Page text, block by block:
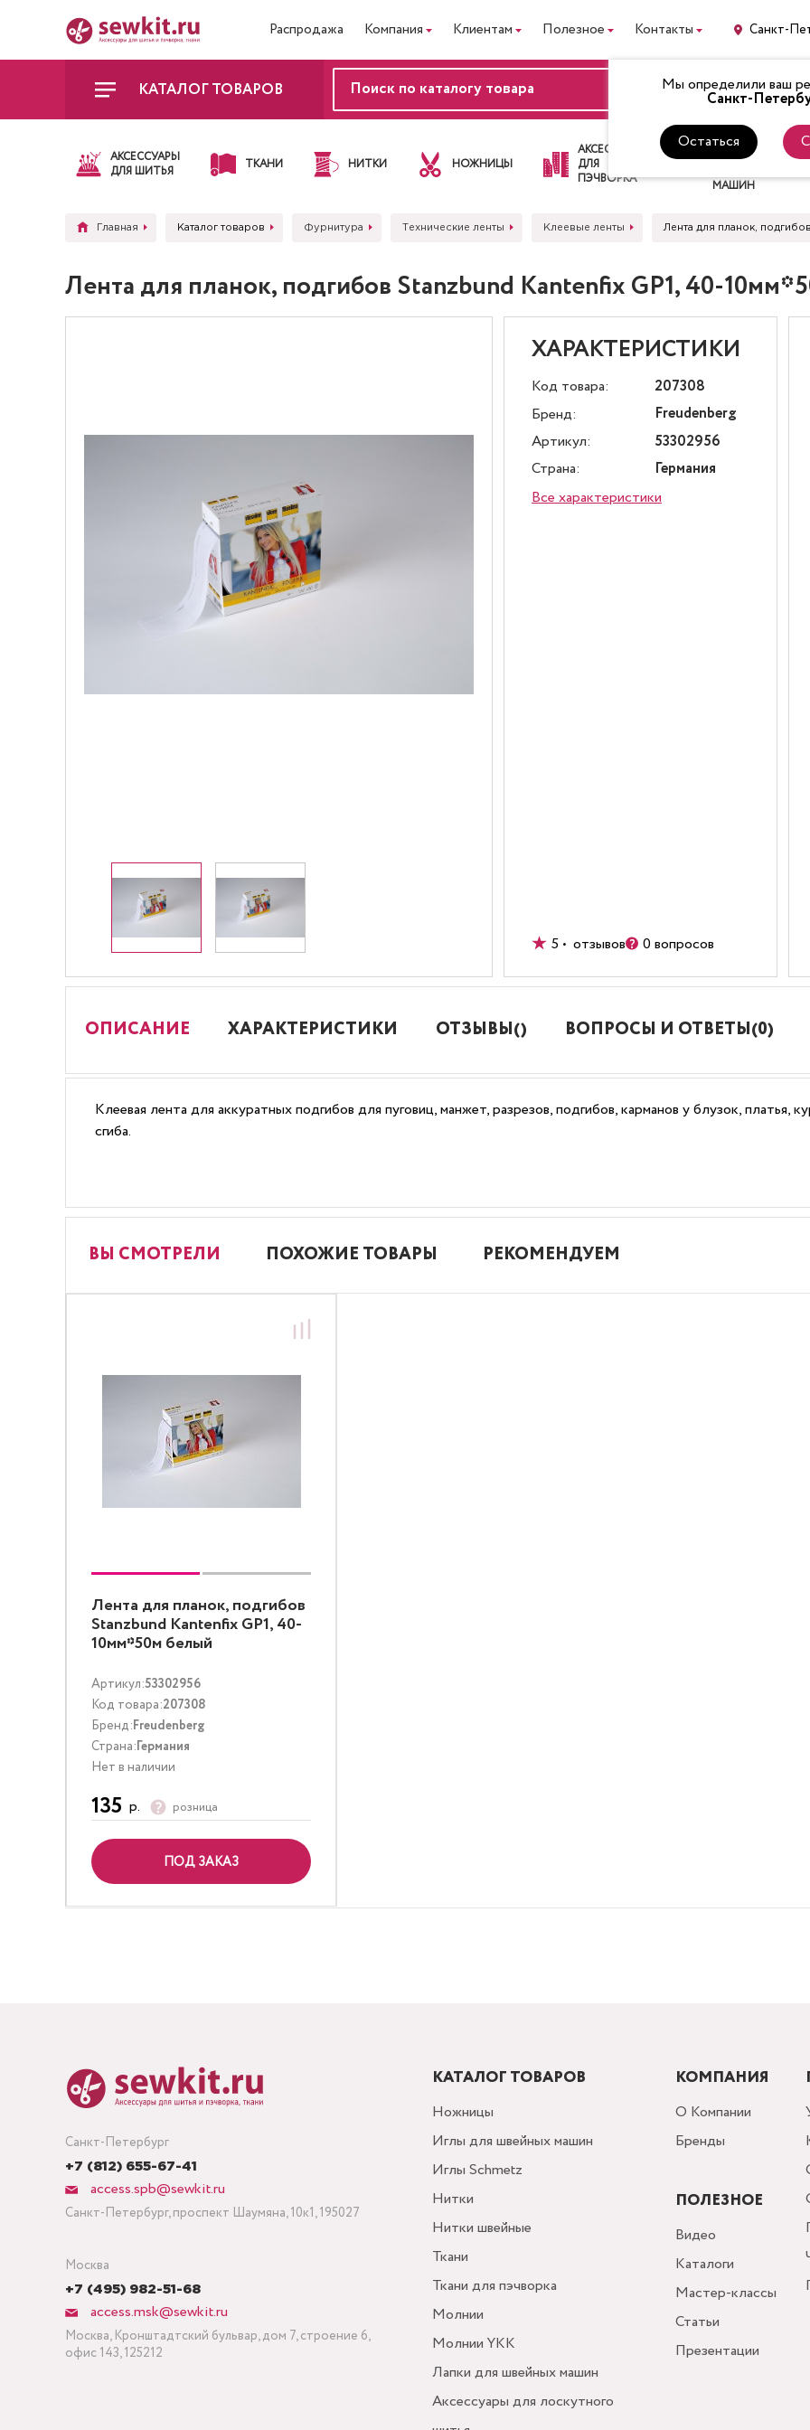
Распродажа Компания Клиентам Полезное Контакты Санкт-
Мы определили ваш
Санкт-
Остаться
КАТАЛОГ ТОВАРОВ ВХОД
АКСЕССУАРЫ
ДЛЯ ШИТЬЯ
ТКАНИ НИТКИ НОЖНИЦЫ
АКСЕССУАРЫ
ДЛЯ
ПЭЧВОРКА
ЛАПКИ
ДЛЯ
МАШИН
Главная Каталог товаров Фурнитура Технические ленты Клеевые ленты Лента для планок,
Лента для планок, подгибов Stanzbund Kantenfix GP1, 40-
ХАРАКТЕРИСТИКИ
Код товара:
207308
Бренд:
Freudenberg
Артикул:
53302956
Страна:
Германия
Все характеристики
5 • отзывов 0 вопросов
ОПИСАНИЕ ХАРАКТЕРИСТИКИ ОТЗЫВЫ() ВОПРОСЫ И ОТВЕТЫ(0)
Клеевая лента для аккуратных подгибов для пуговиц, манжет, разрезов, подгибов, карманов у блузок, платья,
сгиба.
ВЫ СМОТРЕЛИ ПОХОЖИЕ ТОВАРЫ РЕКОМЕНДУЕМ
Лента для планок, подгибов
Stanzbund Kantenfix GP1, 40-
10мм*50м белый
Артикул:53302956
Код товара:207308
Бренд:Freudenberg
Страна:Германия
Нет в наличии
135 р. розница
ПОД ЗАКАЗ
Санкт-Петербург
+7 (812) 655-67-41
access.spb@sewkit.ru
Санкт-Петербург, проспект Шаумяна, 10к1, 195027
Москва
+7 (495) 982-51-68
access.msk@sewkit.ru
Москва, Кронштадтский бульвар, дом 7, строение 6,
офис 143, 125212
КАТАЛОГ ТОВАРОВ
Ножницы
Иглы для швейных машин
Иглы Schmetz
Нитки
Нитки швейные
Ткани
Ткани для пэчворка
Молнии
Молнии YKK
Лапки для швейных машин
Аксессуары для лоскутного
КОМПАНИЯ
О Компании
Бренды
ПОЛЕЗНОЕ
Видео
Каталоги
Мастер-классы
Статьи
Презентации